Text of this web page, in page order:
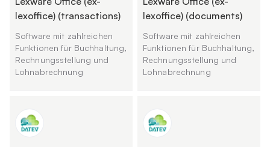
lexoffice) (transactions)
Software mit zahlreichen
Funktionen für Buchhaltung,
Rechnungsstellung und
Lohnabrechnung
lexoffice) (documents)
Software mit zahlreichen
Funktionen für Buchhaltung,
Rechnungsstellung und
Lohnabrechnung